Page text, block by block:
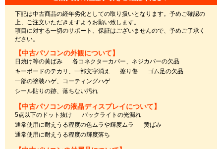
下記は中古商品の経年劣化としての取り扱いとなります。予めご確認の
上、ご注文いただきますようお願い致します。
項目に対する一切のサポート、保証はございませんので、予めご了承く
ださい。
【中古パソコンの外観について】
日焼け等の黄ばみ
各コネクターカバー、ネジカバーの欠品
キーボードのテカリ、一部文字消え
擦り傷
ゴム足の欠品
一部の塗装ハゲ、コーティングハゲ
シール貼りの跡、落ちない汚れ
【中古パソコンの液晶ディスプレイについて】
5点以下のドット抜け
バックライトの光漏れ
通常使用に耐えうる程度の色ムラや輝度ムラ
黄ばみ
通常使用に耐えうる程度の輝度落ち